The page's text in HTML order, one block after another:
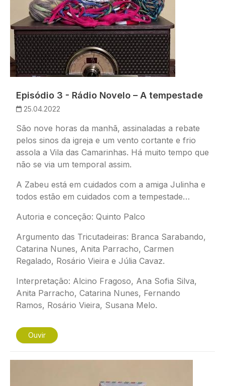
Episódio 3 - Rádio Novelo – A tempestade
25.04.2022
São nove horas da manhã, assinaladas a rebate
pelos sinos da igreja e um vento cortante e frio
assola a Vila das Camarinhas. Há muito tempo que
não se via um temporal assim.
A Zabeu está em cuidados com a amiga Julinha e
todos estão em cuidados com a tempestade…
Autoria e conceção: Quinto Palco
Argumento das Tricutadeiras: Branca Sarabando,
Catarina Nunes, Anita Parracho, Carmen
Regalado, Rosário Vieira e Júlia Cavaz.
Interpretação: Alcino Fragoso, Ana Sofia Silva,
Anita Parracho, Catarina Nunes, Fernando
Ramos, Rosário Vieira, Susana Melo.
Ouvir